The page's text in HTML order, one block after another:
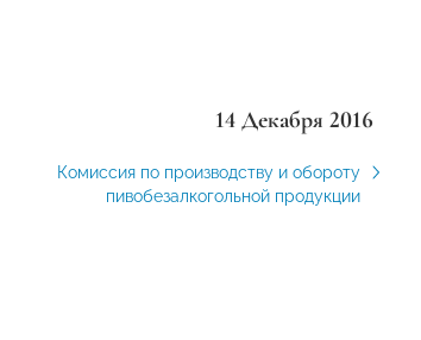
14 Декабря 2016
Комиссия по производству и обороту
пивобезалкогольной продукции